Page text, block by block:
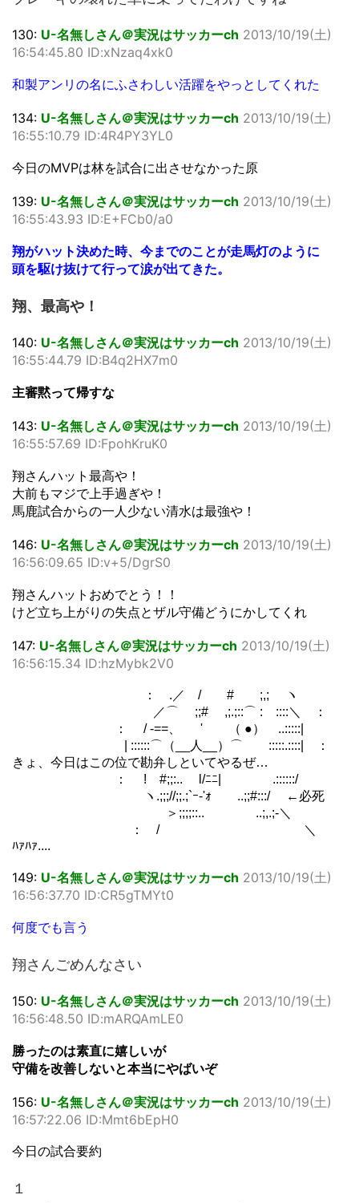
130: U-名無しさん＠実況はサッカーch 2013/10/19(土)
16:54:45.80 ID:xNzaq4xk0
和製アンリの名にふさわしい活躍をやっとしてくれた
134: U-名無しさん＠実況はサッカーch 2013/10/19(土)
16:55:10.79 ID:4R4PY3YL0
今日のMVPは林を試合に出させなかった原
139: U-名無しさん＠実況はサッカーch 2013/10/19(土)
16:55:43.93 ID:E+FCb0/a0
翔がハット決めた時、今までのことが走馬灯のように
頭を駆け抜けて行って涙が出てきた。
翔、最高や！
140: U-名無しさん＠実況はサッカーch 2013/10/19(土)
16:55:44.79 ID:B4q2HX7m0
主審黙って帰すな
143: U-名無しさん＠実況はサッカーch 2013/10/19(土)
16:55:57.69 ID:FpohKruK0
翔さんハット最高や！
大前もマジで上手過ぎや！
馬鹿試合からの一人少ない清水は最強や！
146: U-名無しさん＠実況はサッカーch 2013/10/19(土)
16:56:09.65 ID:v+5/DgrS0
翔さんハットおめでとう！！
けど立ち上がりの失点とザル守備どうにかしてくれ
147: U-名無しさん＠実況はサッカーch 2013/10/19(土)
16:56:15.34 ID:hzMybk2V0
： .／ / # ;,; ヽ
／⌒ ;;# ,;.;::⌒ : ::::＼ ：
： / -==、 ' （ ●） ..:::::|
| ::::::⌒（__人__）⌒ :::::.::::| ：
きょ、今日はこの位で勘弁しといてやるぜ…
： ! #;;:.. l/ﾆﾆ| .::::::/
ヽ.;;;//;;.;`ｰ‐'ｫ ..;;#:::/ ←必死
＞;;;;::.. ..;,.;-＼
： / ＼
ﾊｧﾊｧ....
149: U-名無しさん＠実況はサッカーch 2013/10/19(土)
16:56:37.70 ID:CR5gTMYt0
何度でも言う
翔さんごめんなさい
150: U-名無しさん＠実況はサッカーch 2013/10/19(土)
16:56:48.50 ID:mARQAmLE0
勝ったのは素直に嬉しいが
守備を改善しないと本当にやばいぞ
156: U-名無しさん＠実況はサッカーch 2013/10/19(土)
16:57:22.06 ID:Mmt6bEpH0
今日の試合要約
１